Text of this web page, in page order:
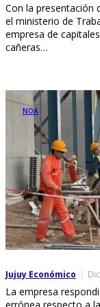
Con la presentación
el ministerio de
empresa de
cañeras…
NOA
Jujuy Económico
La empresa
errónea respecto a